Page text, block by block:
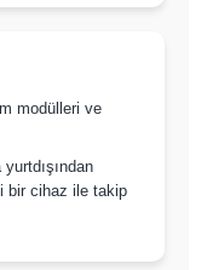
modülleri ve
bir cihaz ile takip